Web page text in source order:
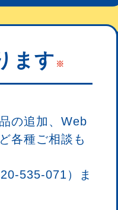
ます ※
の追加、Web
各種ご相談も
535-071）ま